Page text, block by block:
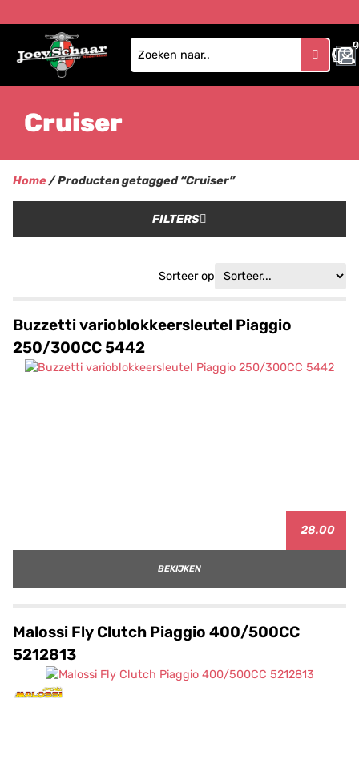
0
0
Cruiser
Home/ Producten getagged “Cruiser”
FILTERS
Sorteer op
Buzzetti varioblokkeersleutel Piaggio
250/300CC 5442
28.00
BEKIJKEN
Malossi Fly Clutch Piaggio 400/500CC
5212813